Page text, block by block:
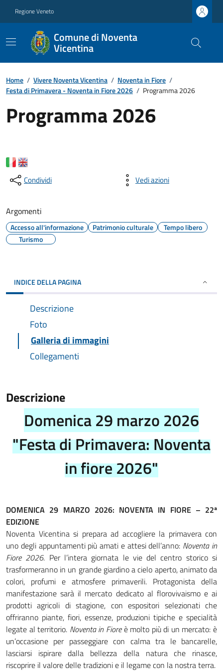
Regione Veneto
Comune di Noventa
Vicentina
Home / Vivere Noventa Vicentina / Noventa in Fiore /
Festa di Primavera - Noventa in Fiore 2026 / Programma 2026
Programma 2026
Condividi Vedi azioni
Argomenti
Accesso all'informazione Patrimonio culturale
Tempo libero
Turismo
INDICE DELLA PAGINA
Descrizione
Foto
Galleria di immagini
Collegamenti
Descrizione
Domenica 29 marzo 2026
"Festa di Primavera: Noventa
in fiore 2026"
DOMENICA 29 MARZO 2026: NOVENTA IN FIORE – 22ª
EDIZIONE
Noventa Vicentina si prepara ad accogliere la primavera con
uno degli appuntamenti più amati e attesi dell’anno: Noventa in
Fiore 2026. Per l’intera giornata le vie del centro storico si
trasformeranno in un grande giardino a cielo aperto, animato da
colori, profumi e atmosfere primaverili. Protagonista della
manifestazione sarà il mercato dedicato al florovivaismo e ai
prodotti agricoli di stagione, con espositori selezionati che
offriranno piante, fiori, essenze, produzioni tipiche e specialità
legate al territorio. Noventa in Fioreè molto più di un mercato: è
un’occasione per passeggiare con calma tra le bancarelle,
lasciarsi ispirare dalla bellezza della natura che rinasce,
riscoprire il valore delle tradizioni e il legame con la nostra terra.